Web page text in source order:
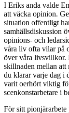
I Eriks anda valde
att väcka opinion.
situation offentligt
samhällsdiskussion
opinions- och
våra liv ofta vilar på
över våra livsvillkor.
skillnaden mellan att
du klarar varje dag i
varit oerhört viktig
scenkonstarbetare i
För sitt pionjärarbete